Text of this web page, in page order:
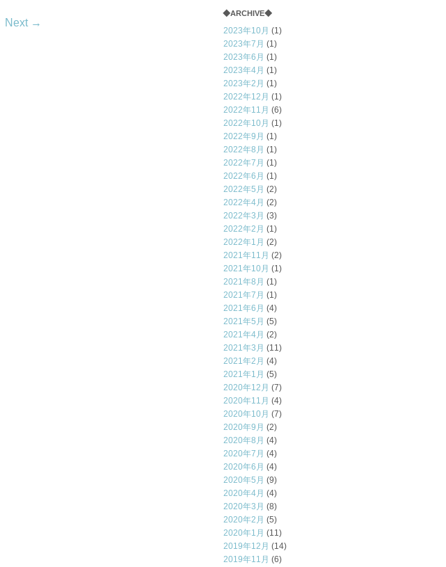
Next →
◆ARCHIVE◆
2023年10月 (1)
2023年7月 (1)
2023年6月 (1)
2023年4月 (1)
2023年2月 (1)
2022年12月 (1)
2022年11月 (6)
2022年10月 (1)
2022年9月 (1)
2022年8月 (1)
2022年7月 (1)
2022年6月 (1)
2022年5月 (2)
2022年4月 (2)
2022年3月 (3)
2022年2月 (1)
2022年1月 (2)
2021年11月 (2)
2021年10月 (1)
2021年8月 (1)
2021年7月 (1)
2021年6月 (4)
2021年5月 (5)
2021年4月 (2)
2021年3月 (11)
2021年2月 (4)
2021年1月 (5)
2020年12月 (7)
2020年11月 (4)
2020年10月 (7)
2020年9月 (2)
2020年8月 (4)
2020年7月 (4)
2020年6月 (4)
2020年5月 (9)
2020年4月 (4)
2020年3月 (8)
2020年2月 (5)
2020年1月 (11)
2019年12月 (14)
2019年11月 (6)